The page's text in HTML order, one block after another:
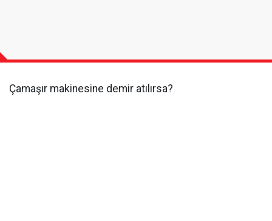
Çamaşır makinesine demir atılırsa?